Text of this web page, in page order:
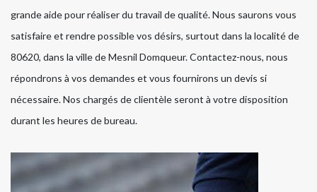
grande aide pour réaliser du travail de qualité. Nous saurons vous
satisfaire et rendre possible vos désirs, surtout dans la localité de
80620, dans la ville de Mesnil Domqueur. Contactez-nous, nous
répondrons à vos demandes et vous fournirons un devis si
nécessaire. Nos chargés de clientèle seront à votre disposition
durant les heures de bureau.